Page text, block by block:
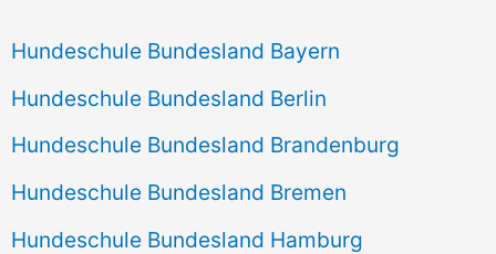
Hundeschule Bundesland Bayern
Hundeschule Bundesland Berlin
Hundeschule Bundesland Brandenburg
Hundeschule Bundesland Bremen
Hundeschule Bundesland Hamburg